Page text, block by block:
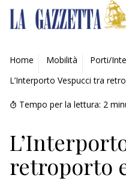
AMBIENTE
MOBILITÀ
INDUSTRIA
RICERCA
ECONOMIA
Home Mobilità
Porti/
L’Interporto Vespucci tra
Tempo per la lettura: 2
retroporto